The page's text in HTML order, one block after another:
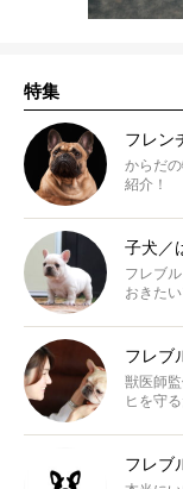
特集
フレン
からだ
紹介！
子犬／
フレブ
おきた
フレブ
獣医師
ヒを守
フレブ